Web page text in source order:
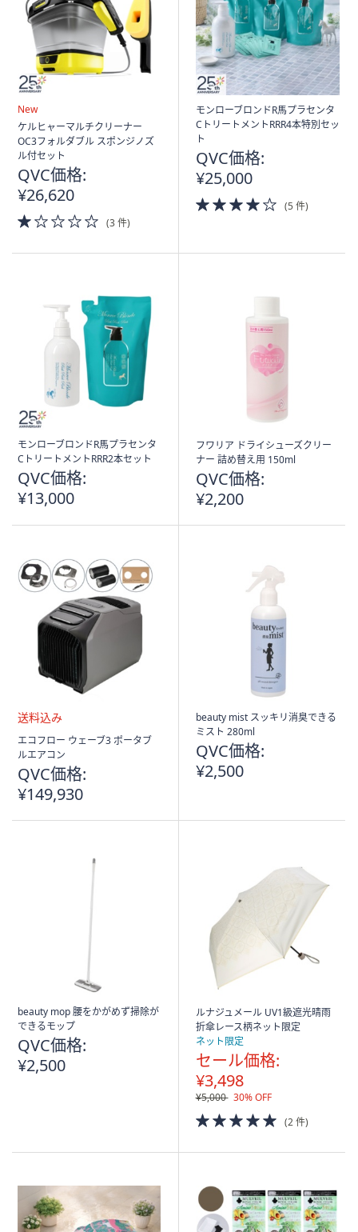
New
ケルヒャーマルチクリーナー
OC3フォルダブル スポンジノズ
ル付セット
QVC価格:
¥26,620
1.0
of
(3 件)
モンローブロンドR馬プラセンタ
CトリートメントRRR4本特別セッ
ト
QVC価格:
¥25,000
4.0
of
(5 件)
モンローブロンドR馬プラセンタ
CトリートメントRRR2本セット
QVC価格:
¥13,000
フワリア ドライシューズクリー
ナー 詰め替え用 150ml
QVC価格:
¥2,200
送
料
み
エコフロー ウェーブ3 ポータブ
ルエアコン
QVC価格:
¥149,930
beauty mist スッキリ消臭できる
ミスト 280ml
QVC価格:
¥2,500
beauty mop 腰をかがめず掃除が
できるモップ
QVC価格:
¥2,500
ルナジュメール UV1級遮光晴雨
折傘レース柄ネット限定
ネット限定
セール価格:
¥3,498
¥5,000 30% OFF
5.0
of
(2 件)